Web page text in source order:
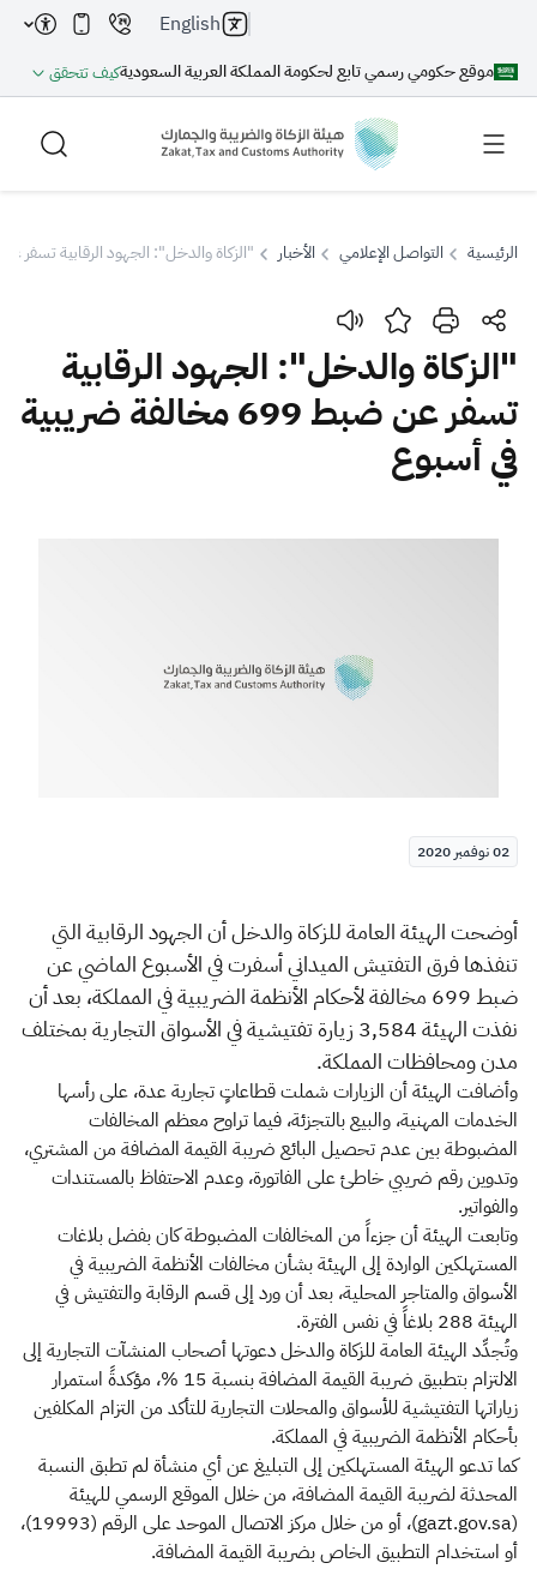
موقع حكومي رسمي تابع لحكومة المملكة العربية السعوديةكيف تتحقق
English
بحث
بحث بحث AI
اقتراحات
الزكاة الجمارك
ضريبة القيمة المضافة
الرئيسية التواصل الإعلامي الأخبار "الزكاة والدخل": الجهود الرقابية تسفر عن ضبط 699 مخالفة
"الزكاة والدخل": الجهود الرقابية
تسفر عن ضبط 699 مخالفة ضريبية
في أسبوع
02 نوفمبر 2020
أوضحت الهيئة العامة للزكاة والدخل أن الجهود الرقابية التي
تنفذها فرق التفتيش الميداني أسفرت في الأسبوع الماضي عن
ضبط 699 مخالفة لأحكام الأنظمة الضريبية في المملكة، بعد أن
نفذت الهيئة 3,584 زيارة تفتيشية في الأسواق التجارية بمختلف
مدن ومحافظات المملكة.
وأضافت الهيئة أن الزيارات شملت قطاعاتٍ تجارية عدة، على رأسها
الخدمات المهنية، والبيع بالتجزئة، فيما تراوح معظم المخالفات
المضبوطة بين عدم تحصيل البائع ضريبة القيمة المضافة من المشتري،
وتدوين رقم ضريبي خاطئ على الفاتورة، وعدم الاحتفاظ بالمستندات
والفواتير.
وتابعت الهيئة أن جزءاً من المخالفات المضبوطة كان بفضل بلاغات
المستهلكين الواردة إلى الهيئة بشأن مخالفات الأنظمة الضريبية في
الأسواق والمتاجر المحلية، بعد أن ورد إلى قسم الرقابة والتفتيش في
الهيئة 288 بلاغاً في نفس الفترة.
وتُجدِّد الهيئة العامة للزكاة والدخل دعوتها أصحاب المنشآت التجارية إلى
الالتزام بتطبيق ضريبة القيمة المضافة بنسبة 15 %، مؤكدةً استمرار
زياراتها التفتيشية للأسواق والمحلات التجارية للتأكد من التزام المكلفين
بأحكام الأنظمة الضريبية في المملكة.
كما تدعو الهيئة المستهلكين إلى التبليغ عن أي منشأة لم تطبق النسبة
المحدثة لضريبة القيمة المضافة، من خلال الموقع الرسمي للهيئة
(gazt.gov.sa)، أو من خلال مركز الاتصال الموحد على الرقم (19993)،
أو استخدام التطبيق الخاص بضريبة القيمة المضافة.